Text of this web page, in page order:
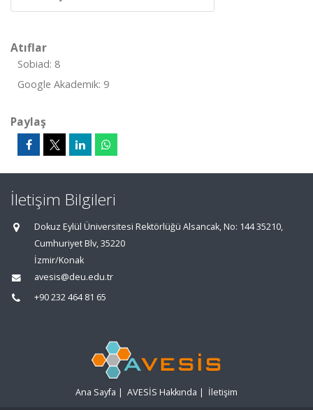
Atıflar
Sobiad: 8
Google Akademik: 9
Paylaş
İletişim Bilgileri
Dokuz Eylül Üniversitesi Rektörlüğü Alsancak, No: 144 35210,
Cumhuriyet Blv, 35220
İzmir/Konak
avesis@deu.edu.tr
+90 232 464 81 65
Ana Sayfa | AVESİS Hakkında | İletişim